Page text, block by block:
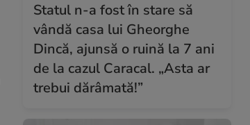
Statul n-a fost în stare să
vândă casa lui Gheorghe
Dincă, ajunsă o ruină la 7 ani
de la cazul Caracal. „Asta ar
trebui dărâmată!”